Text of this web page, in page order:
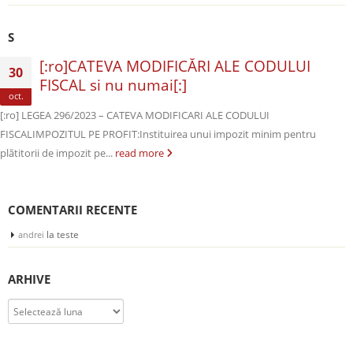
S
30
oct.
[:ro]CATEVA MODIFICĂRI ALE CODULUI
FISCAL si nu numai[:]
[:ro] LEGEA 296/2023 – CATEVA MODIFICARI ALE CODULUI
FISCALIMPOZITUL PE PROFIT:Instituirea unui impozit minim pentru
plătitorii de impozit pe... read more
COMENTARII RECENTE
andrei la teste
ARHIVE
Arhive